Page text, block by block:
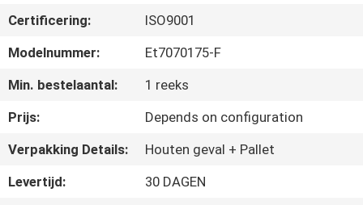
FABRIEKSREIS
CONTACTEER
ONS
Certificering:
ISO9001
Modelnummer:
Et7070175-F
Min. bestelaantal:
1 reeks
Prijs:
Depends on configuration
Verpakking Details:
Houten geval + Pallet
Levertijd:
30 DAGEN